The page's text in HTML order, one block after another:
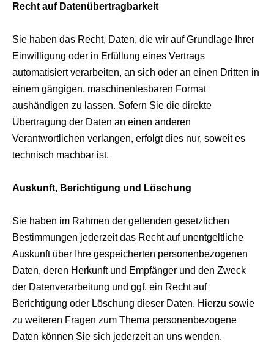
Recht auf Datenübertragbarkeit
Sie haben das Recht, Daten, die wir auf Grundlage Ihrer
Einwilligung oder in Erfüllung eines Vertrags
automatisiert verarbeiten, an sich oder an einen Dritten in
einem gängigen, maschinenlesbaren Format
aushändigen zu lassen. Sofern Sie die direkte
Übertragung der Daten an einen anderen
Verantwortlichen verlangen, erfolgt dies nur, soweit es
technisch machbar ist.
Auskunft, Berichtigung und Löschung
Sie haben im Rahmen der geltenden gesetzlichen
Bestimmungen jederzeit das Recht auf unentgeltliche
Auskunft über Ihre gespeicherten personenbezogenen
Daten, deren Herkunft und Empfänger und den Zweck
der Datenverarbeitung und ggf. ein Recht auf
Berichtigung oder Löschung dieser Daten. Hierzu sowie
zu weiteren Fragen zum Thema personenbezogene
Daten können Sie sich jederzeit an uns wenden.